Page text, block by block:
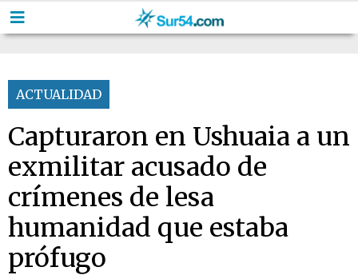
ACTUALIDAD
Capturaron en Ushuaia a un
exmilitar acusado de
crímenes de lesa
humanidad que estaba
prófugo